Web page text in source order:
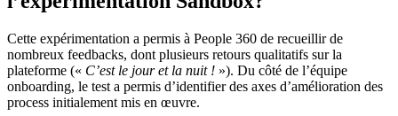
Cette expérimentation a permis à People 360 de recueillir de
nombreux feedbacks, dont plusieurs retours qualitatifs sur la
plateforme (« C’est le jour et la nuit ! »). Du côté de l’équipe
onboarding, le test a permis d’identifier des axes d’amélioration des
process initialement mis en œuvre.